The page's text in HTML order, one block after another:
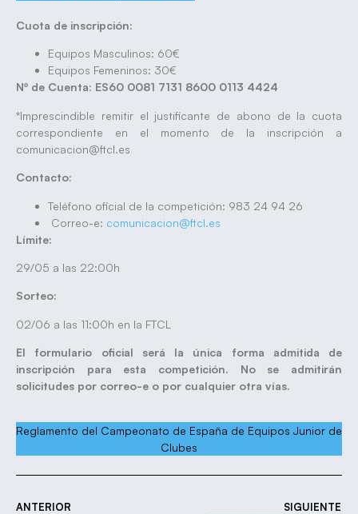
Cuota de inscripción:
Equipos Masculinos: 60€
Equipos Femeninos: 30€
Nº de Cuenta: ES60 0081 7131 8600 0113 4424
*Imprescindible remitir el justificante de abono de la cuota
correspondiente en el momento de la inscripción a
comunicacion@ftcl.es
Contacto:
Teléfono oficial de la competición: 983 24 94 26
Correo-e: comunicacion@ftcl.es
Límite:
29/05 a las 22:00h
Sorteo:
02/06 a las 11:00h en la FTCL
El formulario oficial será la única forma admitida de
inscripción para esta competición. No se admitirán
solicitudes por correo-e o por cualquier otra vías.
Reglamento del Campeonato de España de Equipos Junior de
Clubes
ANTERIOR SIGUIENTE